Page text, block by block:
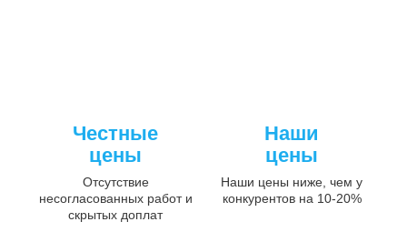
Честные
цены
Отсутствие
несогласованных работ и
скрытых доплат
Наши
цены
Наши цены ниже, чем у
конкурентов на 10-20%